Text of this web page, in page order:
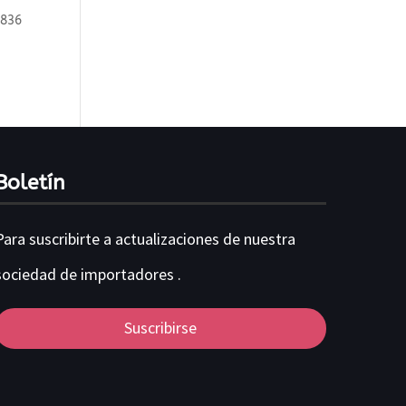
suscribirte a actualizaciones de nuestra
de importadores .
Suscribirse